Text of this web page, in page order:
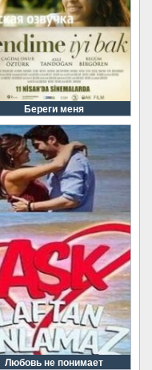
Береги меня
Любовь не понимает